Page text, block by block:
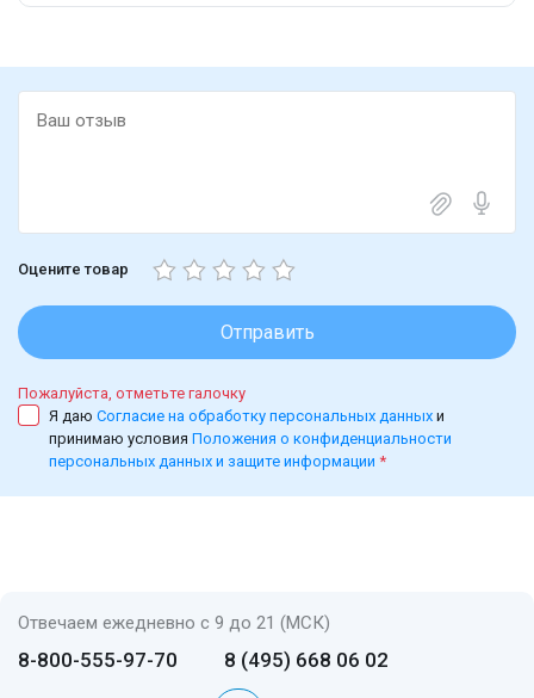
Оцените товар
Отправить
Пожалуйста, отметьте галочку
Я даю Согласие на обработку персональных данных и
принимаю условия Положения о конфиденциальности
персональных данных и защите информации *
Отвечаем ежедневно с 9 до 21 (МСК)
8-800-555-97-70 8 (495) 668 06 02